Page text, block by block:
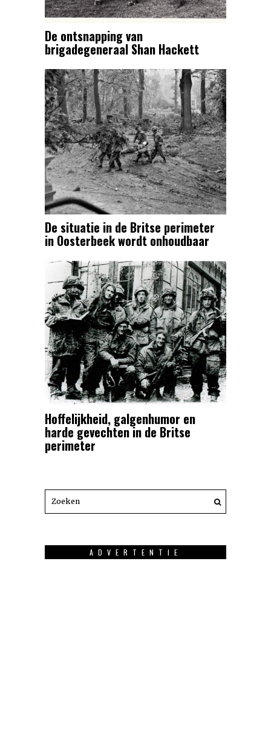
De ontsnapping van
brigadegeneraal Shan Hackett
De situatie in de Britse perimeter
in Oosterbeek wordt onhoudbaar
Hoffelijkheid, galgenhumor en
harde gevechten in de Britse
perimeter
ADVERTENTIE